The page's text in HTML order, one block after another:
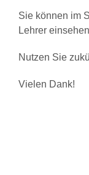
Sie können im
Lehrer
Nutzen Sie
Vielen Dank!